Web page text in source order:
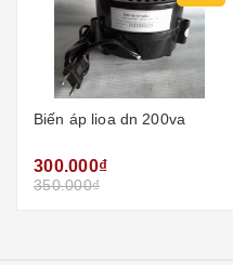
Biến áp lioa dn 400va
450.000₫
500.000₫